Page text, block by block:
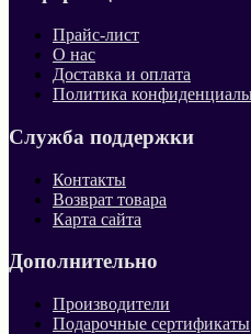
Прайс-лист
О нас
Доставка и оплата
Политика
Служба поддержки
Контакты
Возврат товара
Карта сайта
Дополнительно
Производители
Подарочные сертификаты